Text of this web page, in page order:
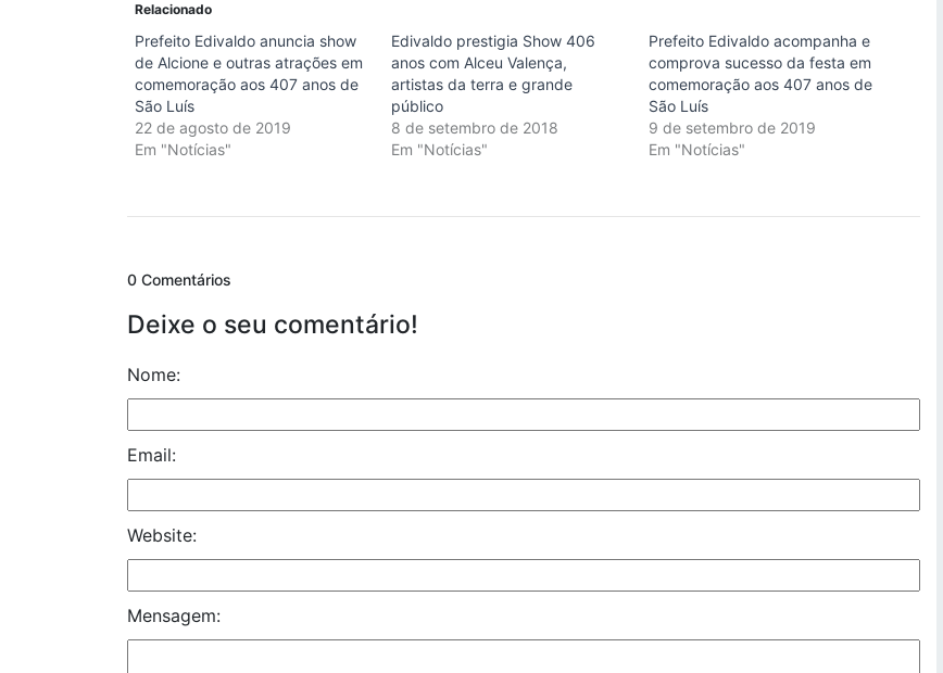
Relacionado
Prefeito Edivaldo anuncia show
de Alcione e outras atrações em
comemoração aos 407 anos de
São Luís
22 de agosto de 2019
Em "Notícias"
Edivaldo prestigia Show 406
anos com Alceu Valença,
artistas da terra e grande
público
8 de setembro de 2018
Em "Notícias"
Prefeito Edivaldo acompanha e
comprova sucesso da festa em
comemoração aos 407 anos de
São Luís
9 de setembro de 2019
Em "Notícias"
0 Comentários
Deixe o seu comentário!
Nome:
Email:
Website:
Mensagem: